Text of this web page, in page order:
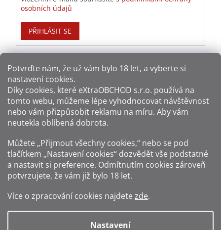
Potvrďte nám​​, že už vám bylo 18 let, a vyberte si
nastavení cookies.
Díky cookies, které eXtraOBCHOD s.r.o. používá na
tomto webu, můžeme lépe vyhodnocovat návštěvnost
nebo vám přizpůsobit reklamu na míru. Aby vám
neutekla oblíbená dobrota.
Můžete „Přijmout všechny cookies,“ nebo se pod
tlačítkem „Nastavení cookies“ dozvědět vše podstatné
a nastavit si preference. Odmítnutím cookies zároveň
potvrzujete, že vám již bylo 18 let.
Více o zpracování cookies najdete zde.
Nastavení
osobních údajů
PŘIHLÁSIT SE
Způsoby dopravy:
Zákaz prodeje alkoholu osobám mladším 18 let.